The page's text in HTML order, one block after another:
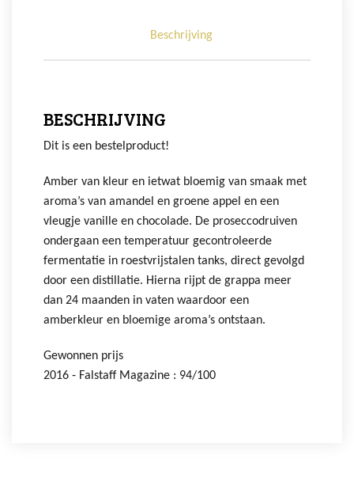
Beschrijving
BESCHRIJVING
Dit is een bestelproduct!
Amber van kleur en ietwat bloemig van smaak met
aroma’s van amandel en groene appel en een
vleugje vanille en chocolade. De proseccodruiven
ondergaan een temperatuur gecontroleerde
fermentatie in roestvrijstalen tanks, direct gevolgd
door een distillatie. Hierna rijpt de grappa meer
dan 24 maanden in vaten waardoor een
amberkleur en bloemige aroma’s ontstaan.
Gewonnen prijs
2016 ‐ Falstaff Magazine : 94/100